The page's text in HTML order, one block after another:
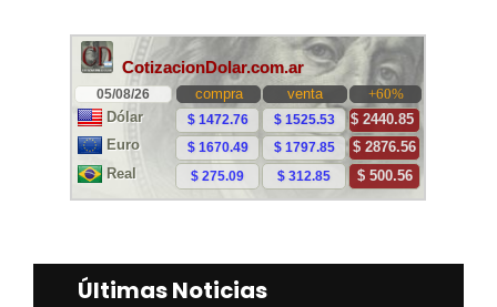
Últimas Noticias